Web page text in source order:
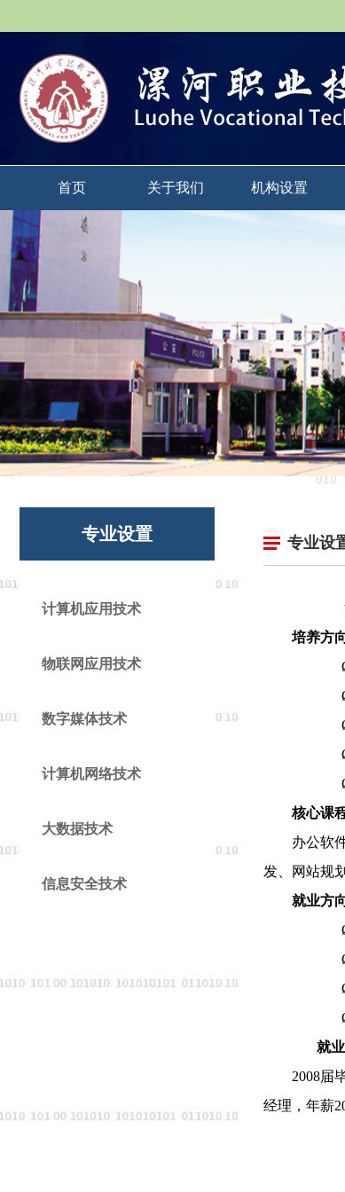
首页 关于我们 机构设置
专业设置
计算机应用技术
物联网应用技术
数字媒体技术
计算机网络技术
大数据技术
信息安全技术
专业设
培养方
核心课
办公软
发、网站规
就业方
就
2008届
经理，年薪